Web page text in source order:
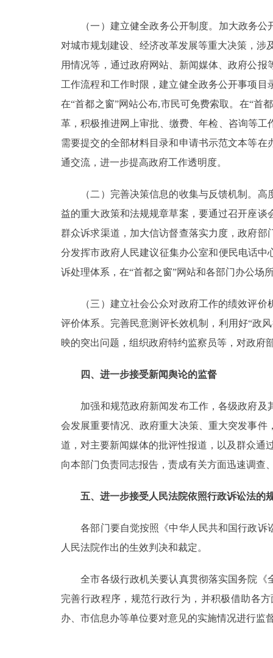
（一）建立健全政务公开制度。加大政务公
对城市规划建设、经济改革发展等重大决策，
用情况等，通过政府网站、新闻媒体、政府公
工作流程和工作时限，建立健全政务公开事项
在“首都之窗”网站公布,市民可免费索取。在“首
革，积极推进网上审批、缴费、年检、咨询等
需要提交的全部材料目录和申请书示范文本等
通交流，进一步提高政府工作透明度。
（二）完善决策信息的收集与反馈机制。高
益的重大政策和法规规章草案，要通过召开座
群众诉求渠道，加大信访督查落实力度，政府
分发挥市政府人民建议征集办公室和便民电话
诉处理体系，在“首都之窗”网站和各部门办公场
（三）建立社会公众对政府工作的绩效评价
评价体系。完善民意测评长效机制，利用好“政
映的突出问题，组织政府特约监察员等，对政府
四、进一步接受新闻舆论的监督
加强和规范政府新闻发布工作，各级政府及
会发展重要情况、政府重大决策、重大突发事
道，对主要新闻媒体的批评性报道，以及群众通
向本部门负责同志报告，责成有关方面迅速调查
五、进一步接受人民法院依照行政诉讼法的
各部门要自觉按照《中华人民共和国行政诉
人民法院作出的生效判决和裁定。
全市各级行政机关要认真贯彻落实国务院《
完善行政程序，规范行政行为，并积极借助各
办、市信息办等单位要对意见的实施情况进行监